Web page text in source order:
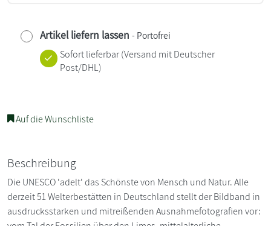
Artikel liefern lassen - Portofrei
Sofort lieferbar(Versand mit Deutscher
Post/DHL)
Auf die Wunschliste
Beschreibung
Die UNESCO 'adelt' das Schönste von Mensch und Natur. Alle
derzeit 51 Welterbestätten in Deutschland stellt der Bildband in
ausdrucksstarken und mitreißenden Ausnahmefotografien vor: